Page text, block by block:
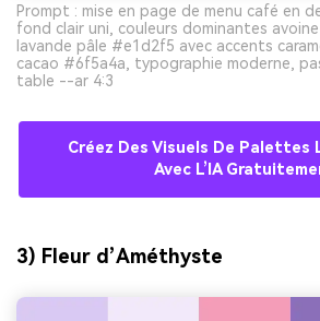
Prompt : mise en page de menu café en
fond clair uni, couleurs dominantes
lavande pâle #e1d2f5 avec accents
cacao #6f5a4a, typographie moderne,
table --ar 4:3
Créez Des Visuels De Palettes
Avec L’IA
3) Fleur d’Améthyste